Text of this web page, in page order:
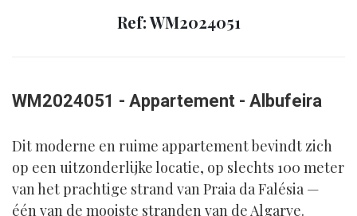
Ref: WM2024051
WM2024051 - Appartement - Albufeira
Dit moderne en ruime appartement bevindt zich
op een uitzonderlijke locatie, op slechts 100 meter
van het prachtige strand van Praia da Falésia —
één van de mooiste stranden van de Algarve.